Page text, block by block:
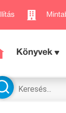
Könyvek